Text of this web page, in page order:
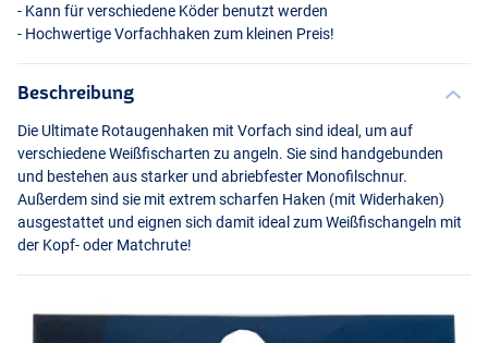
- Kann für verschiedene Köder benutzt werden
- Hochwertige Vorfachhaken zum kleinen Preis!
Beschreibung
Die Ultimate Rotaugenhaken mit Vorfach sind ideal, um auf
verschiedene Weißfischarten zu angeln. Sie sind handgebunden
und bestehen aus starker und abriebfester Monofilschnur.
Außerdem sind sie mit extrem scharfen Haken (mit Widerhaken)
ausgestattet und eignen sich damit ideal zum Weißfischangeln mit
der Kopf- oder Matchrute!